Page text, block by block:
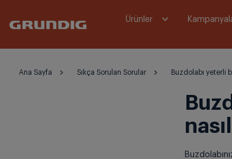
Ürünler
Ana Sayfa Sıkça Sorulan Sorular Buzdolabı yeterli